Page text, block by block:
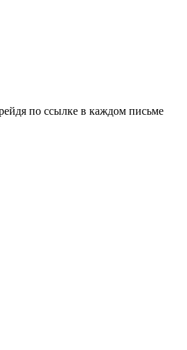
по ссылке в каждом письме